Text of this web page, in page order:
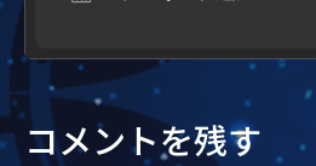
コメントを残す